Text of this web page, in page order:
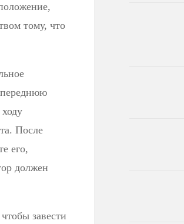
тому, что
переднюю
После
его,
должен
завести